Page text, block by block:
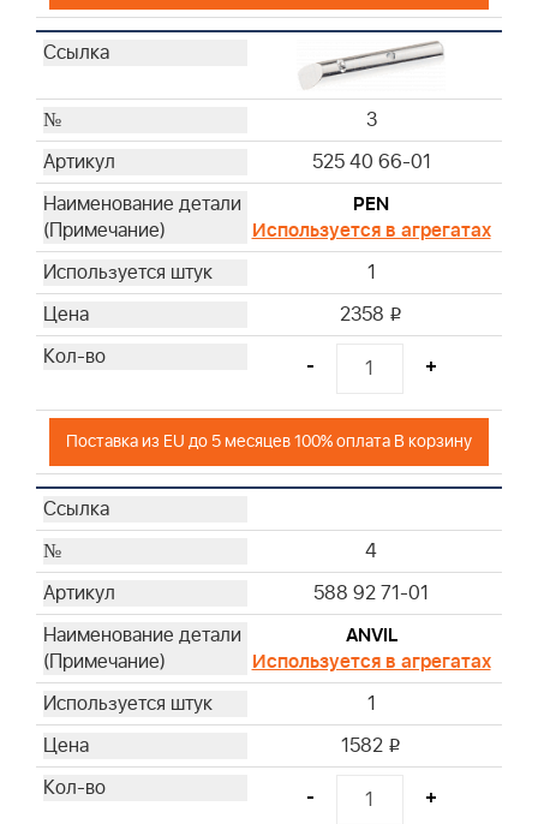
3
525 40 66-01
PEN
Используется в агрегатах
1
2358 i
- +
Поставка из EU до 5 месяцев 100% оплата В корзину
4
588 92 71-01
ANVIL
Используется в агрегатах
1
1582 i
- +